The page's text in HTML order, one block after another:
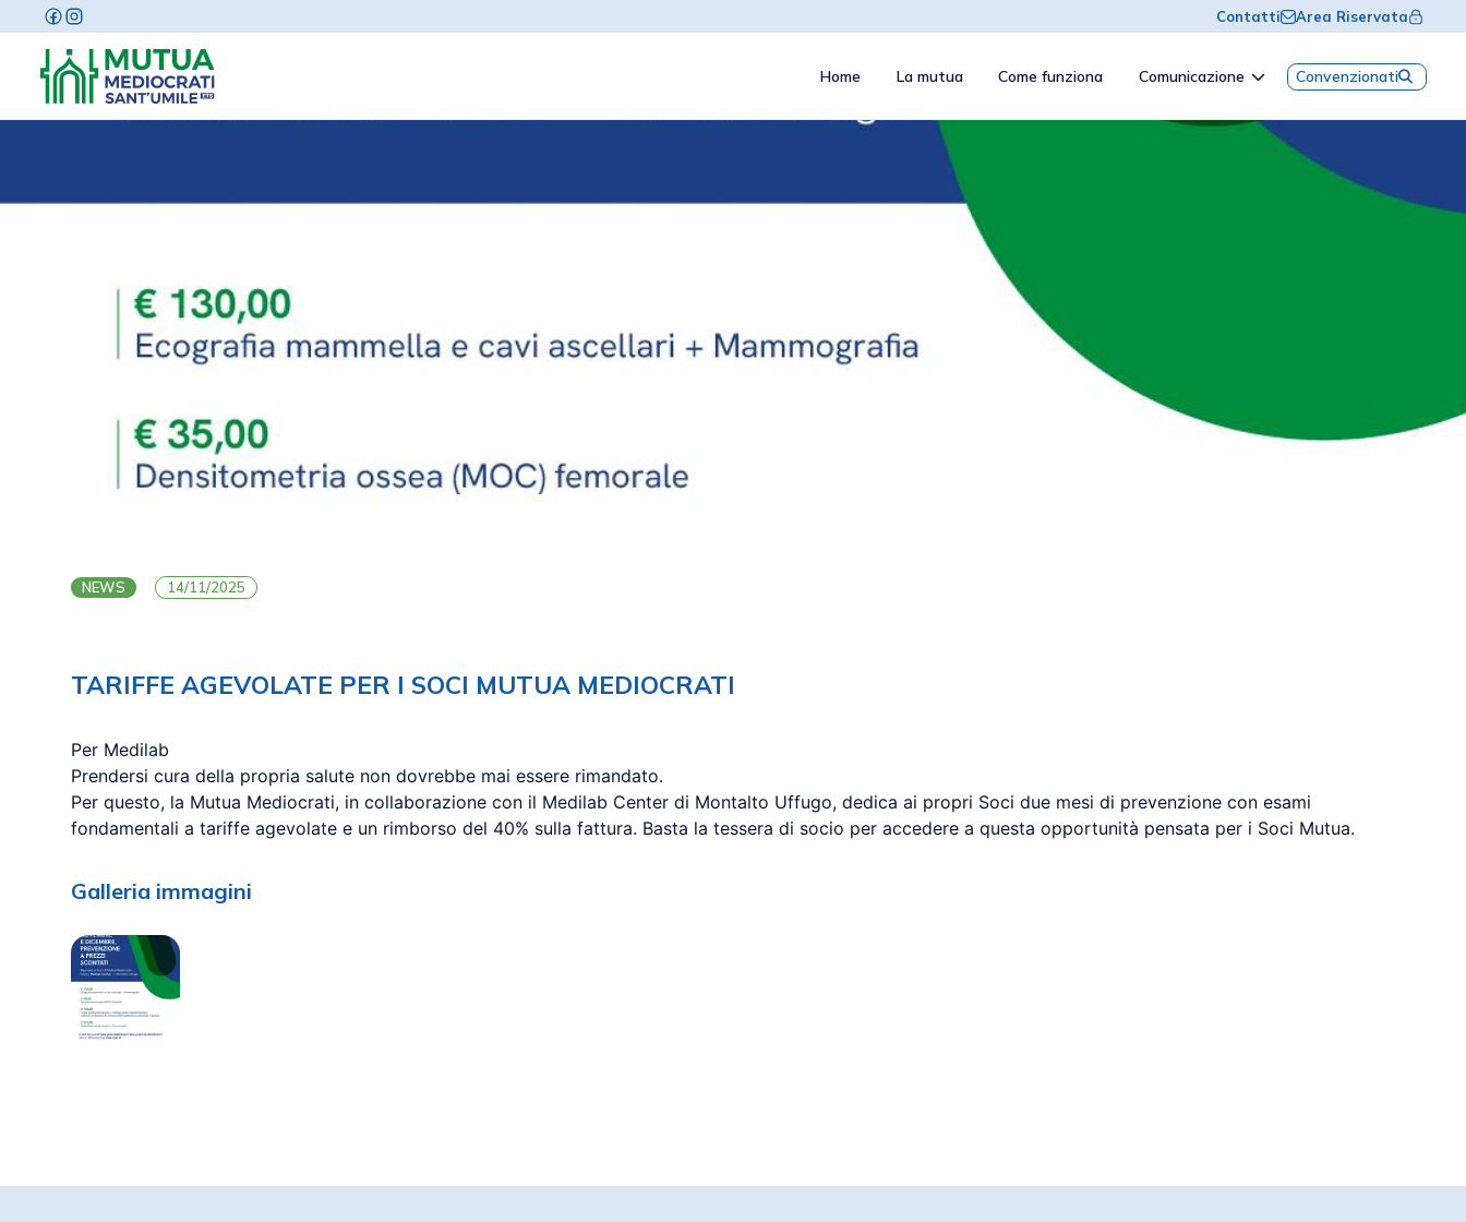
Contatti Area Riservata
Home La mutua Come funziona Comunicazione Convenzionati
NEWS 14/11/2025
TARIFFE AGEVOLATE PER I SOCI MUTUA MEDIOCRATI
Per Medilab
Prendersi cura della propria salute non dovrebbe mai essere rimandato.
Per questo, la Mutua Mediocrati, in collaborazione con il Medilab Center di Montalto Uffugo, dedica ai propri Soci due mesi di prevenzione con esami
fondamentali a tariffe agevolate e un rimborso del 40% sulla fattura. Basta la tessera di socio per accedere a questa opportunità pensata per i Soci Mutua.
Galleria immagini